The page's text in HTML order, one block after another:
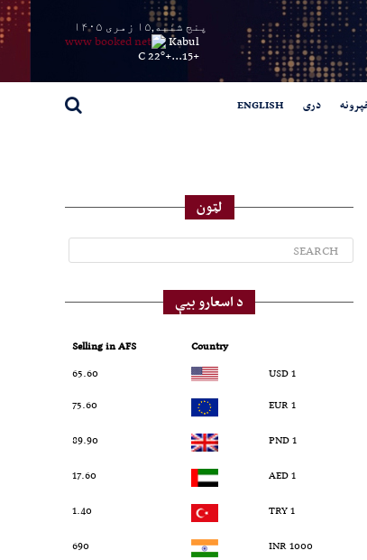
پنج شنبه,۱۵ زمری ۱۴۰۵
Kabul
+
15...
+
22° C
دری ENGLISH
لټون
د اسعارو بیې
Country
Selling in AFS
1 USD
65.60
1 EUR
75.60
1 PND
89.90
1 AED
17.60
1 TRY
1.40
1000 INR
690